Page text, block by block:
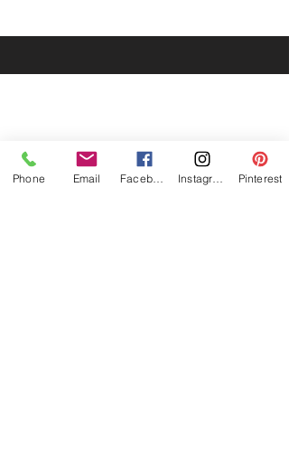
Phone Email Pinterest